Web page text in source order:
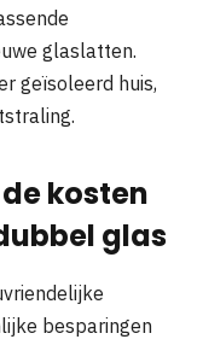
glaslatten.
geïsoleerd huis,
kosten
glas
besparingen